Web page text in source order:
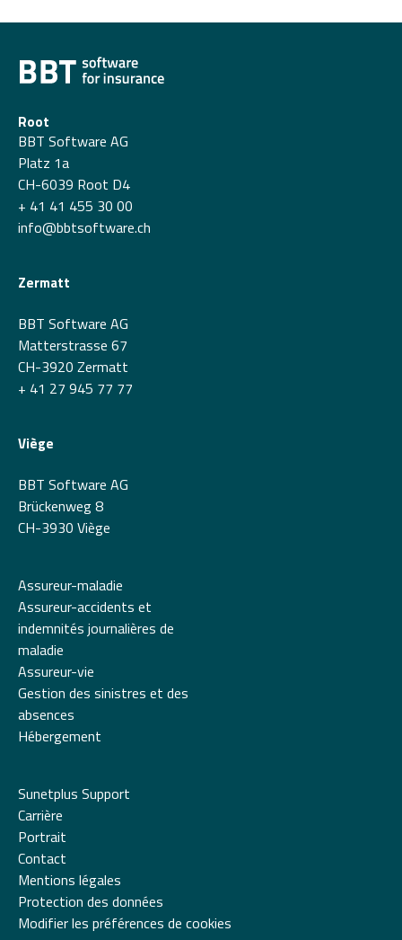
Root
BBT Software AG
Platz 1a
CH-6039 Root D4
+ 41 41 455 30 00
info@bbtsoftware.ch
Zermatt
BBT Software AG
Matterstrasse 67
CH-3920 Zermatt
+ 41 27 945 77 77
Viège
BBT Software AG
Brückenweg 8
CH-3930 Viège
Assureur-maladie
Assureur-accidents et
indemnités journalières de
maladie
Assureur-vie
Gestion des sinistres et des
absences
Hébergement
Sunetplus Support
Carrière
Portrait
Contact
Mentions légales
Protection des données
Modifier les préférences de cookies